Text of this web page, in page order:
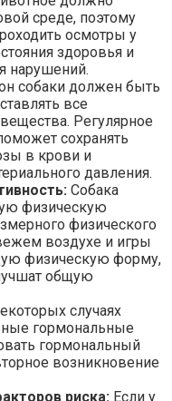
среде, поэтому
осмотры у
здоровья и
нарушений.
собаки должен быть
все
Регулярное
сохранять
в крови и
давления.
Собака
физическую
физического
воздухе и игры
физическую форму,
общую
случаях
гормональные
гормональный
возникновение
риска: Если у